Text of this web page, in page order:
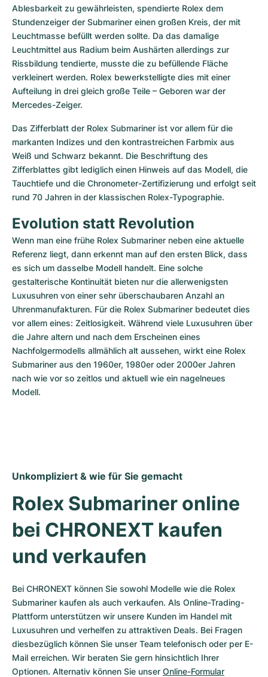
Ablesbarkeit zu gewährleisten, spendierte Rolex dem
Stundenzeiger der Submariner einen großen Kreis, der mit
Leuchtmasse befüllt werden sollte. Da das damalige
Leuchtmittel aus Radium beim Aushärten allerdings zur
Rissbildung tendierte, musste die zu befüllende Fläche
verkleinert werden. Rolex bewerkstelligte dies mit einer
Aufteilung in drei gleich große Teile – Geboren war der
Mercedes-Zeiger.
Das Zifferblatt der Rolex Submariner ist vor allem für die
markanten Indizes und den kontrastreichen Farbmix aus
Weiß und Schwarz bekannt. Die Beschriftung des
Zifferblattes gibt lediglich einen Hinweis auf das Modell, die
Tauchtiefe und die Chronometer-Zertifizierung und erfolgt seit
rund 70 Jahren in der klassischen Rolex-Typographie.
Evolution statt Revolution
Wenn man eine frühe Rolex Submariner neben eine aktuelle
Referenz liegt, dann erkennt man auf den ersten Blick, dass
es sich um dasselbe Modell handelt. Eine solche
gestalterische Kontinuität bieten nur die allerwenigsten
Luxusuhren von einer sehr überschaubaren Anzahl an
Uhrenmanufakturen. Für die Rolex Submariner bedeutet dies
vor allem eines: Zeitlosigkeit. Während viele Luxusuhren über
die Jahre altern und nach dem Erscheinen eines
Nachfolgermodells allmählich alt aussehen, wirkt eine Rolex
Submariner aus den 1960er, 1980er oder 2000er Jahren
nach wie vor so zeitlos und aktuell wie ein nagelneues
Modell.
Unkompliziert & wie für Sie gemacht
Rolex Submariner online
bei CHRONEXT kaufen
und verkaufen
Bei CHRONEXT können Sie sowohl Modelle wie die Rolex
Submariner kaufen als auch verkaufen. Als Online-Trading-
Plattform unterstützen wir unsere Kunden im Handel mit
Luxusuhren und verhelfen zu attraktiven Deals. Bei Fragen
diesbezüglich können Sie unser Team telefonisch oder per E-
Mail erreichen. Wir beraten Sie gern hinsichtlich Ihrer
Optionen. Alternativ können Sie unser Online-Formular